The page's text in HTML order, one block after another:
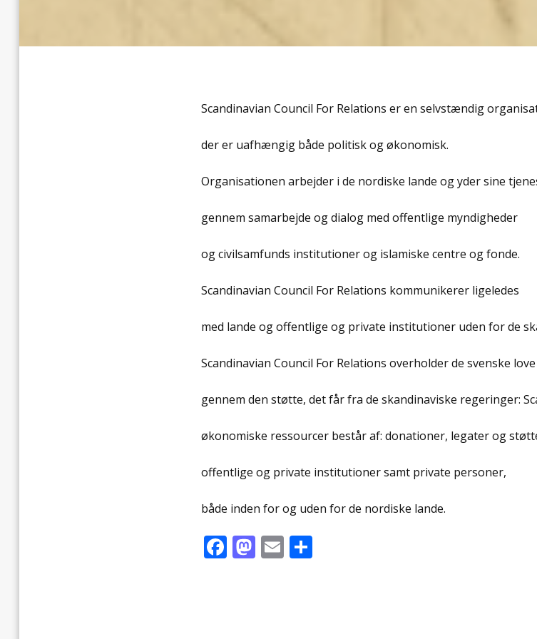
Scandinavian Council For Relations er en selvstændig
der er uafhængig både politisk og økonomisk.
Organisationen arbejder i de nordiske lande og yder sine
gennem samarbejde og dialog med offentlige myndigheder
og civilsamfunds institutioner og islamiske centre og fonde.
Scandinavian Council For Relations kommunikerer ligeledes
med lande og offentlige og private institutioner uden for de
Scandinavian Council For Relations overholder de svenske
gennem den støtte, det får fra de skandinaviske regeringer:
økonomiske ressourcer består af: donationer, legater og
offentlige og private institutioner samt private personer,
både inden for og uden for de nordiske lande.
Facebook
Mastodon
Email